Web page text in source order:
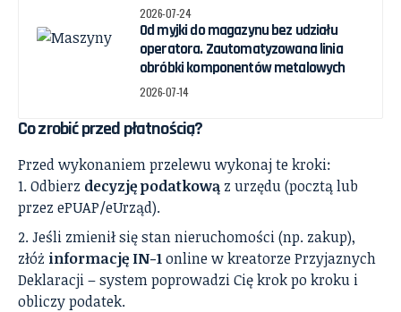
2026-07-24
Od myjki do magazynu bez udziału
operatora. Zautomatyzowana linia
obróbki komponentów metalowych
2026-07-14
Co zrobić przed płatnością?
Przed wykonaniem przelewu wykonaj te kroki:
Odbierz decyzję podatkową z urzędu (pocztą lub
przez ePUAP/eUrząd).
Jeśli zmienił się stan nieruchomości (np. zakup),
złóż informację IN-1online w kreatorze Przyjaznych
Deklaracji – system poprowadzi Cię krok po kroku i
obliczy podatek.